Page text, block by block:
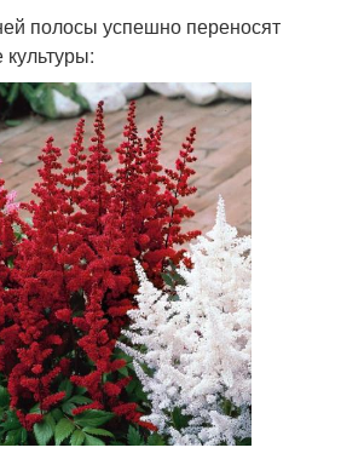
полосы успешно переносят